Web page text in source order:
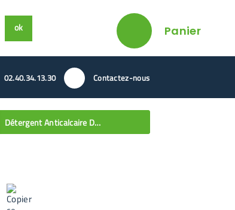
ok Panier
02.40.34.13.30 Contactez-nous
Détergent Anticalcaire Délicat Wannet Easy 500 ml